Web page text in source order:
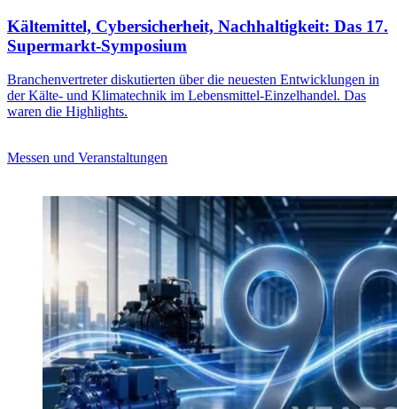
Kältemittel, Cybersicherheit, Nachhaltigkeit: Das 17.
Supermarkt-Symposium
Branchenvertreter diskutierten über die neuesten Entwicklungen in
der Kälte- und Klimatechnik im Lebensmittel-Einzelhandel. Das
waren die Highlights.
Messen und Veranstaltungen